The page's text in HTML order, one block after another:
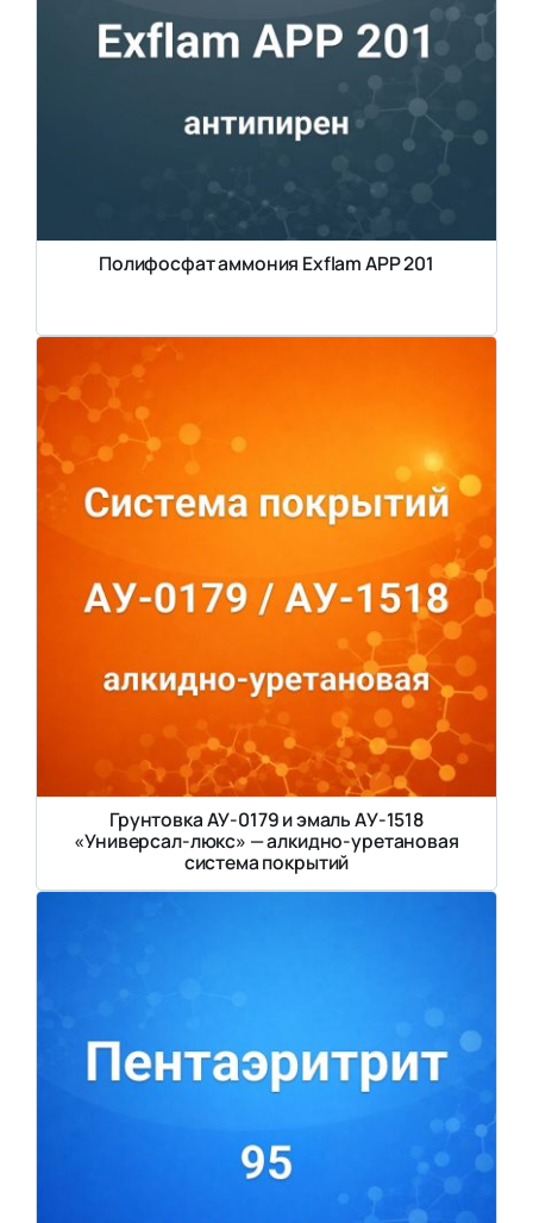
Полифосфат аммония Exflam APP 201
Грунтовка АУ-0179 и эмаль АУ-1518
«Универсал-люкс» — алкидно-уретановая
система покрытий